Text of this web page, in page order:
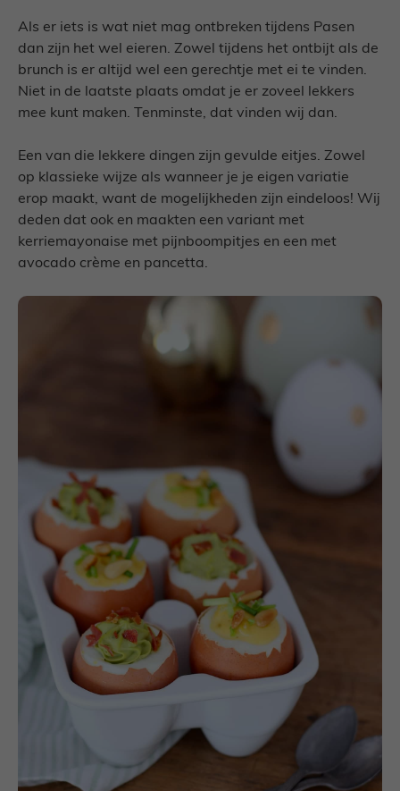
Als er iets is wat niet mag ontbreken tijdens Pasen
dan zijn het wel eieren. Zowel tijdens het ontbijt als de
brunch is er altijd wel een gerechtje met ei te vinden.
Niet in de laatste plaats omdat je er zoveel lekkers
mee kunt maken. Tenminste, dat vinden wij dan.
Een van die lekkere dingen zijn gevulde eitjes. Zowel
op klassieke wijze als wanneer je je eigen variatie
erop maakt, want de mogelijkheden zijn eindeloos! Wij
deden dat ook en maakten een variant met
kerriemayonaise met pijnboompitjes en een met
avocado crème en pancetta.